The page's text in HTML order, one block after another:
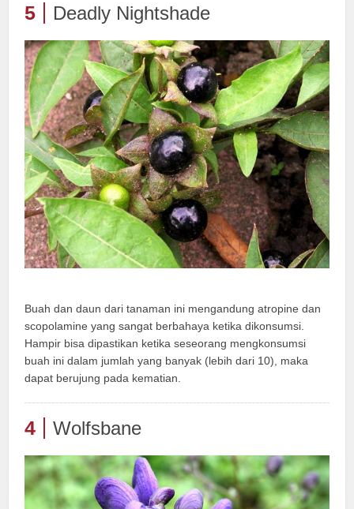
5 Deadly Nightshade
Buah dan daun dari tanaman ini mengandung atropine dan
scopolamine yang sangat berbahaya ketika dikonsumsi.
Hampir bisa dipastikan ketika seseorang mengkonsumsi
buah ini dalam jumlah yang banyak (lebih dari 10), maka
dapat berujung pada kematian.
4 Wolfsbane